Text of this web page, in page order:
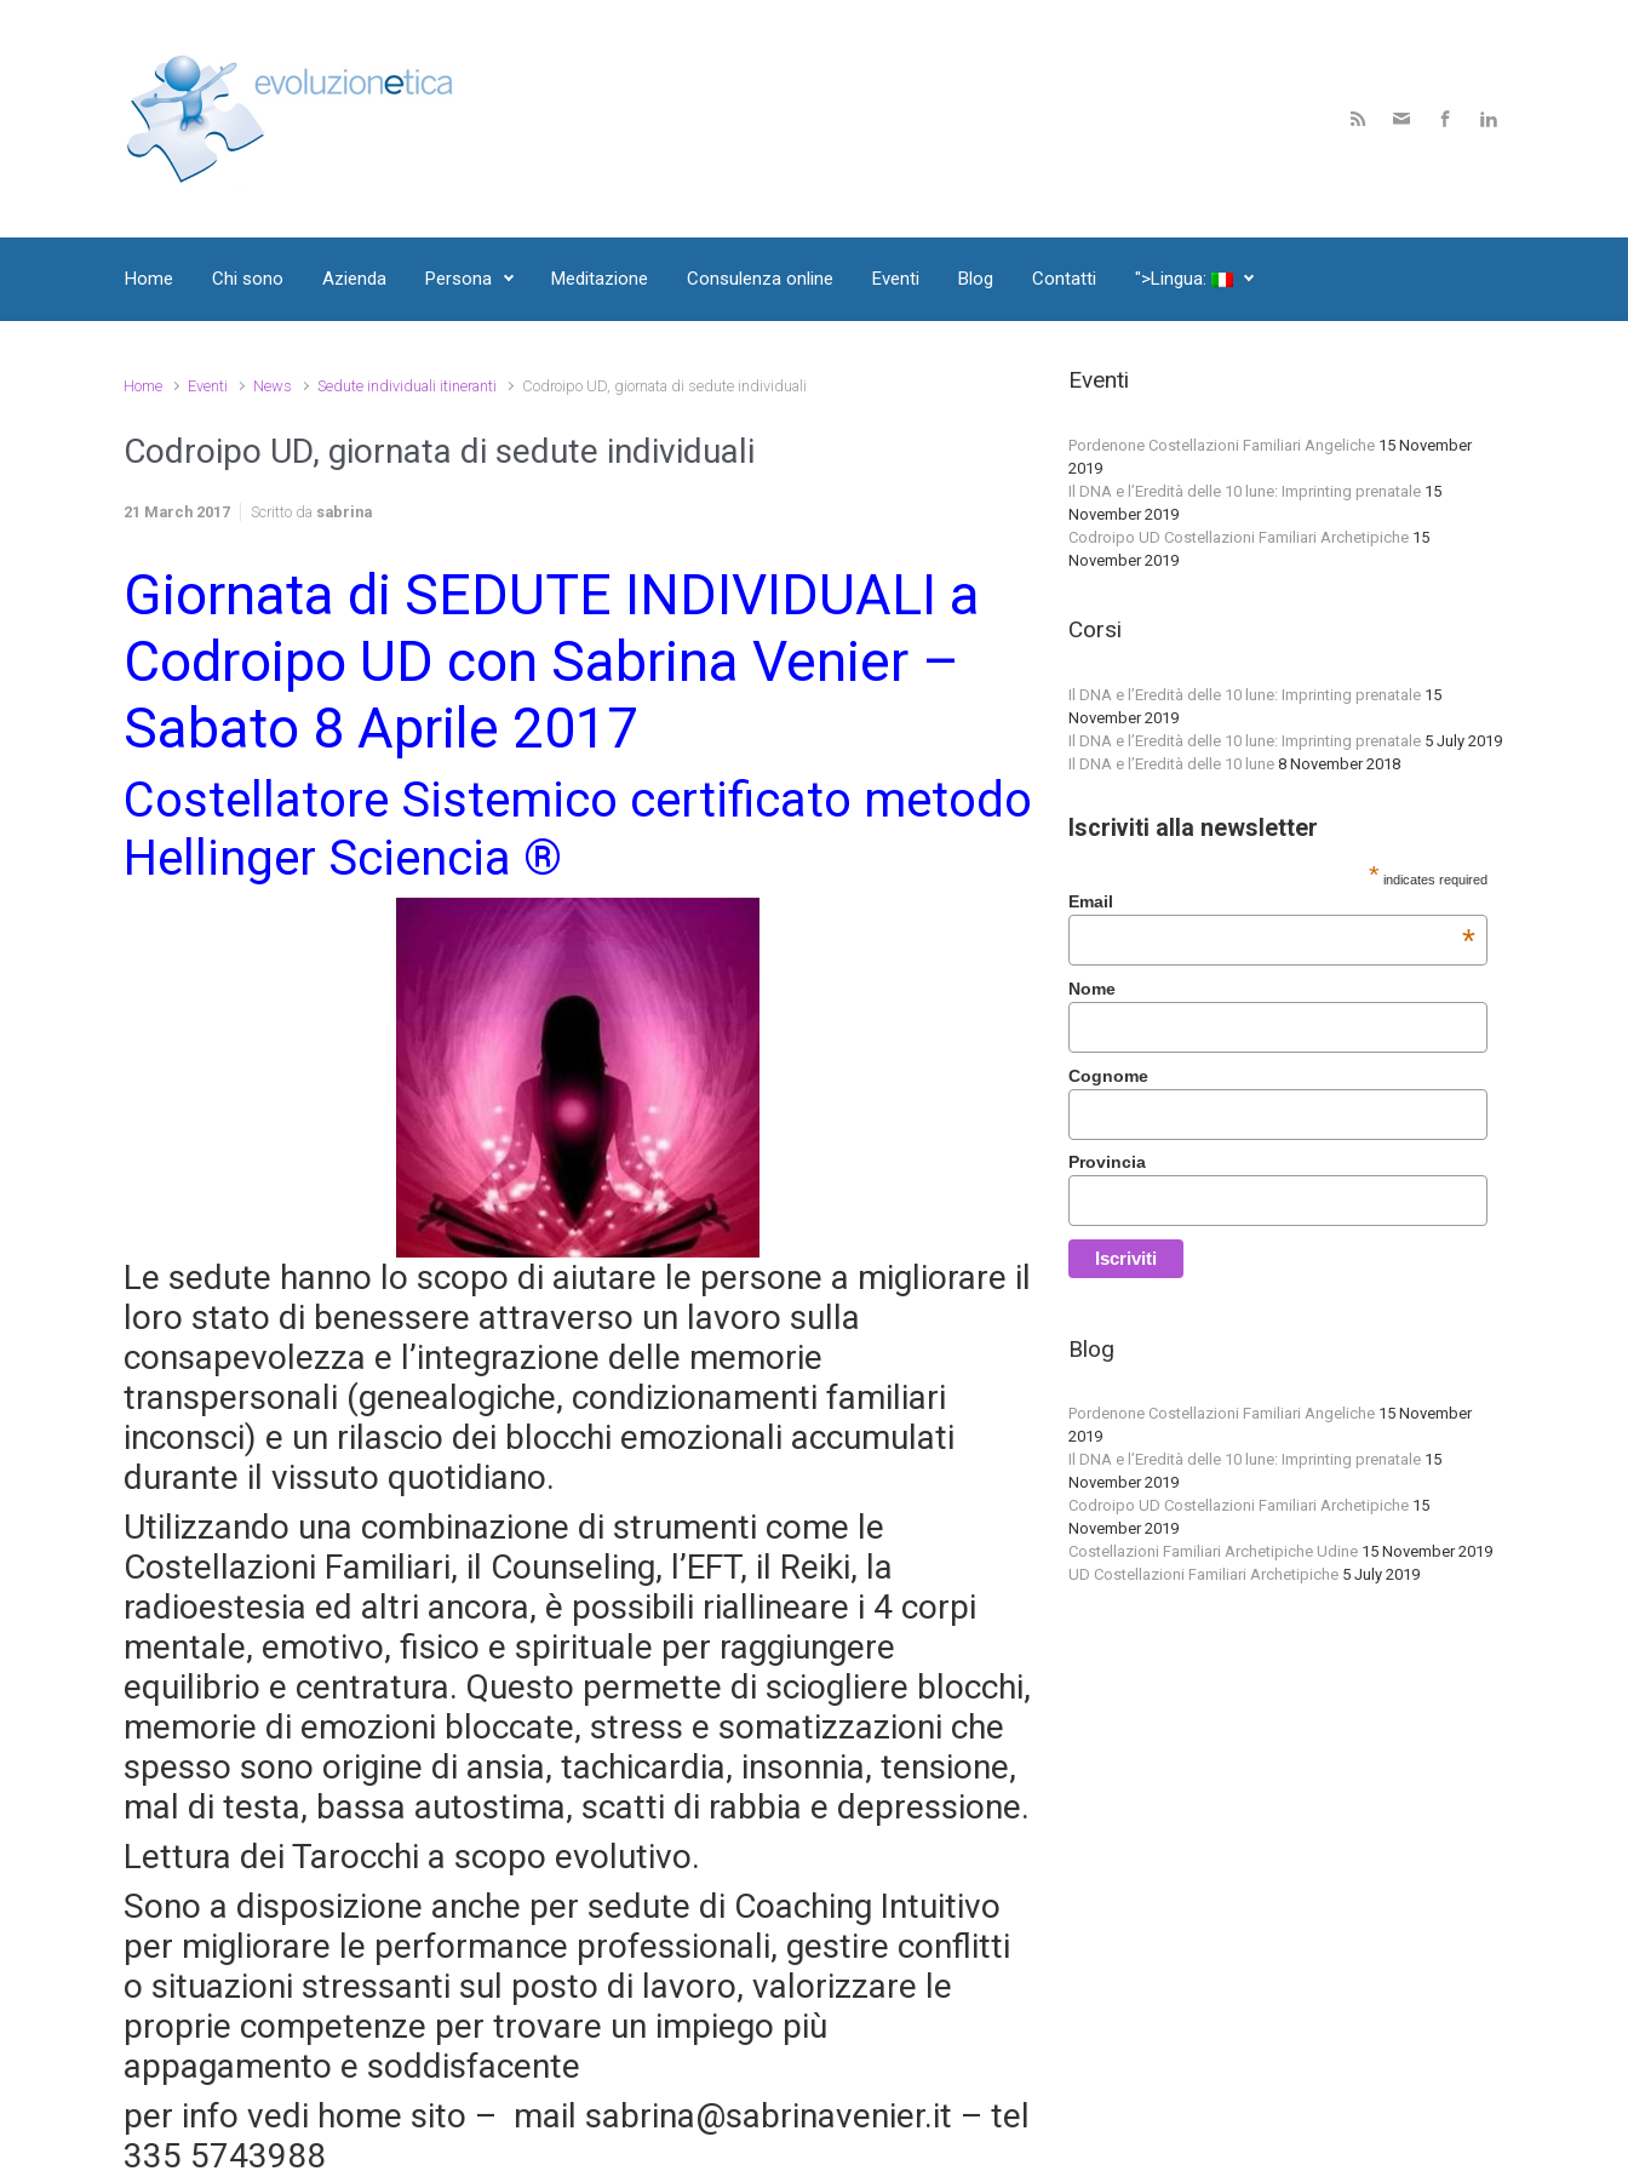
Home Chi sono Azienda Persona Meditazione Consulenza online Eventi Blog Contatti ">Lingua:
Home Eventi News Sedute individuali itineranti Codroipo UD, giornata di sedute individuali
Codroipo UD, giornata di sedute individuali
21 March 2017 Scritto da sabrina
Giornata di SEDUTE INDIVIDUALI a
Codroipo UD con Sabrina Venier –
Sabato 8 Aprile 2017
Costellatore Sistemico certificato metodo
Hellinger Sciencia ®
Le sedute hanno lo scopo di aiutare le persone a migliorare il
loro stato di benessere attraverso un lavoro sulla
consapevolezza e l’integrazione delle memorie
transpersonali (genealogiche, condizionamenti familiari
inconsci) e un rilascio dei blocchi emozionali accumulati
durante il vissuto quotidiano.
Utilizzando una combinazione di strumenti come le
Costellazioni Familiari, il Counseling, l’EFT, il Reiki, la
radioestesia ed altri ancora, è possibili riallineare i 4 corpi
mentale, emotivo, fisico e spirituale per raggiungere
equilibrio e centratura. Questo permette di sciogliere blocchi,
memorie di emozioni bloccate, stress e somatizzazioni che
spesso sono origine di ansia, tachicardia, insonnia, tensione,
mal di testa, bassa autostima, scatti di rabbia e depressione.
Lettura dei Tarocchi a scopo evolutivo.
Sono a disposizione anche per sedute di Coaching Intuitivo
per migliorare le performance professionali, gestire conflitti
o situazioni stressanti sul posto di lavoro, valorizzare le
proprie competenze per trovare un impiego più
appagamento e soddisfacente
per info vedi home sito – mail sabrina@sabrinavenier.it – tel
335 5743988
Eventi
Pordenone Costellazioni Familiari Angeliche 15 November
2019
Il DNA e l’Eredità delle 10 lune: Imprinting prenatale 15
November 2019
Codroipo UD Costellazioni Familiari Archetipiche 15
November 2019
Corsi
Il DNA e l’Eredità delle 10 lune: Imprinting prenatale 15
November 2019
Il DNA e l’Eredità delle 10 lune: Imprinting prenatale 5 July 2019
Il DNA e l’Eredità delle 10 lune 8 November 2018
Iscriviti alla newsletter
* indicates required
Email
*
Nome
Cognome
Provincia
Blog
Pordenone Costellazioni Familiari Angeliche 15 November
2019
Il DNA e l’Eredità delle 10 lune: Imprinting prenatale 15
November 2019
Codroipo UD Costellazioni Familiari Archetipiche 15
November 2019
Costellazioni Familiari Archetipiche Udine 15 November 2019
UD Costellazioni Familiari Archetipiche 5 July 2019